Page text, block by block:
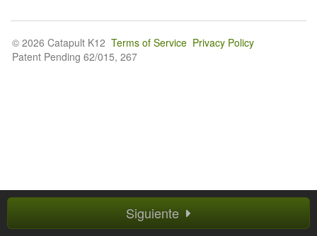
Siguiente
© 2026 Catapult K12 Terms of Service Privacy Policy
Patent Pending 62/015, 267